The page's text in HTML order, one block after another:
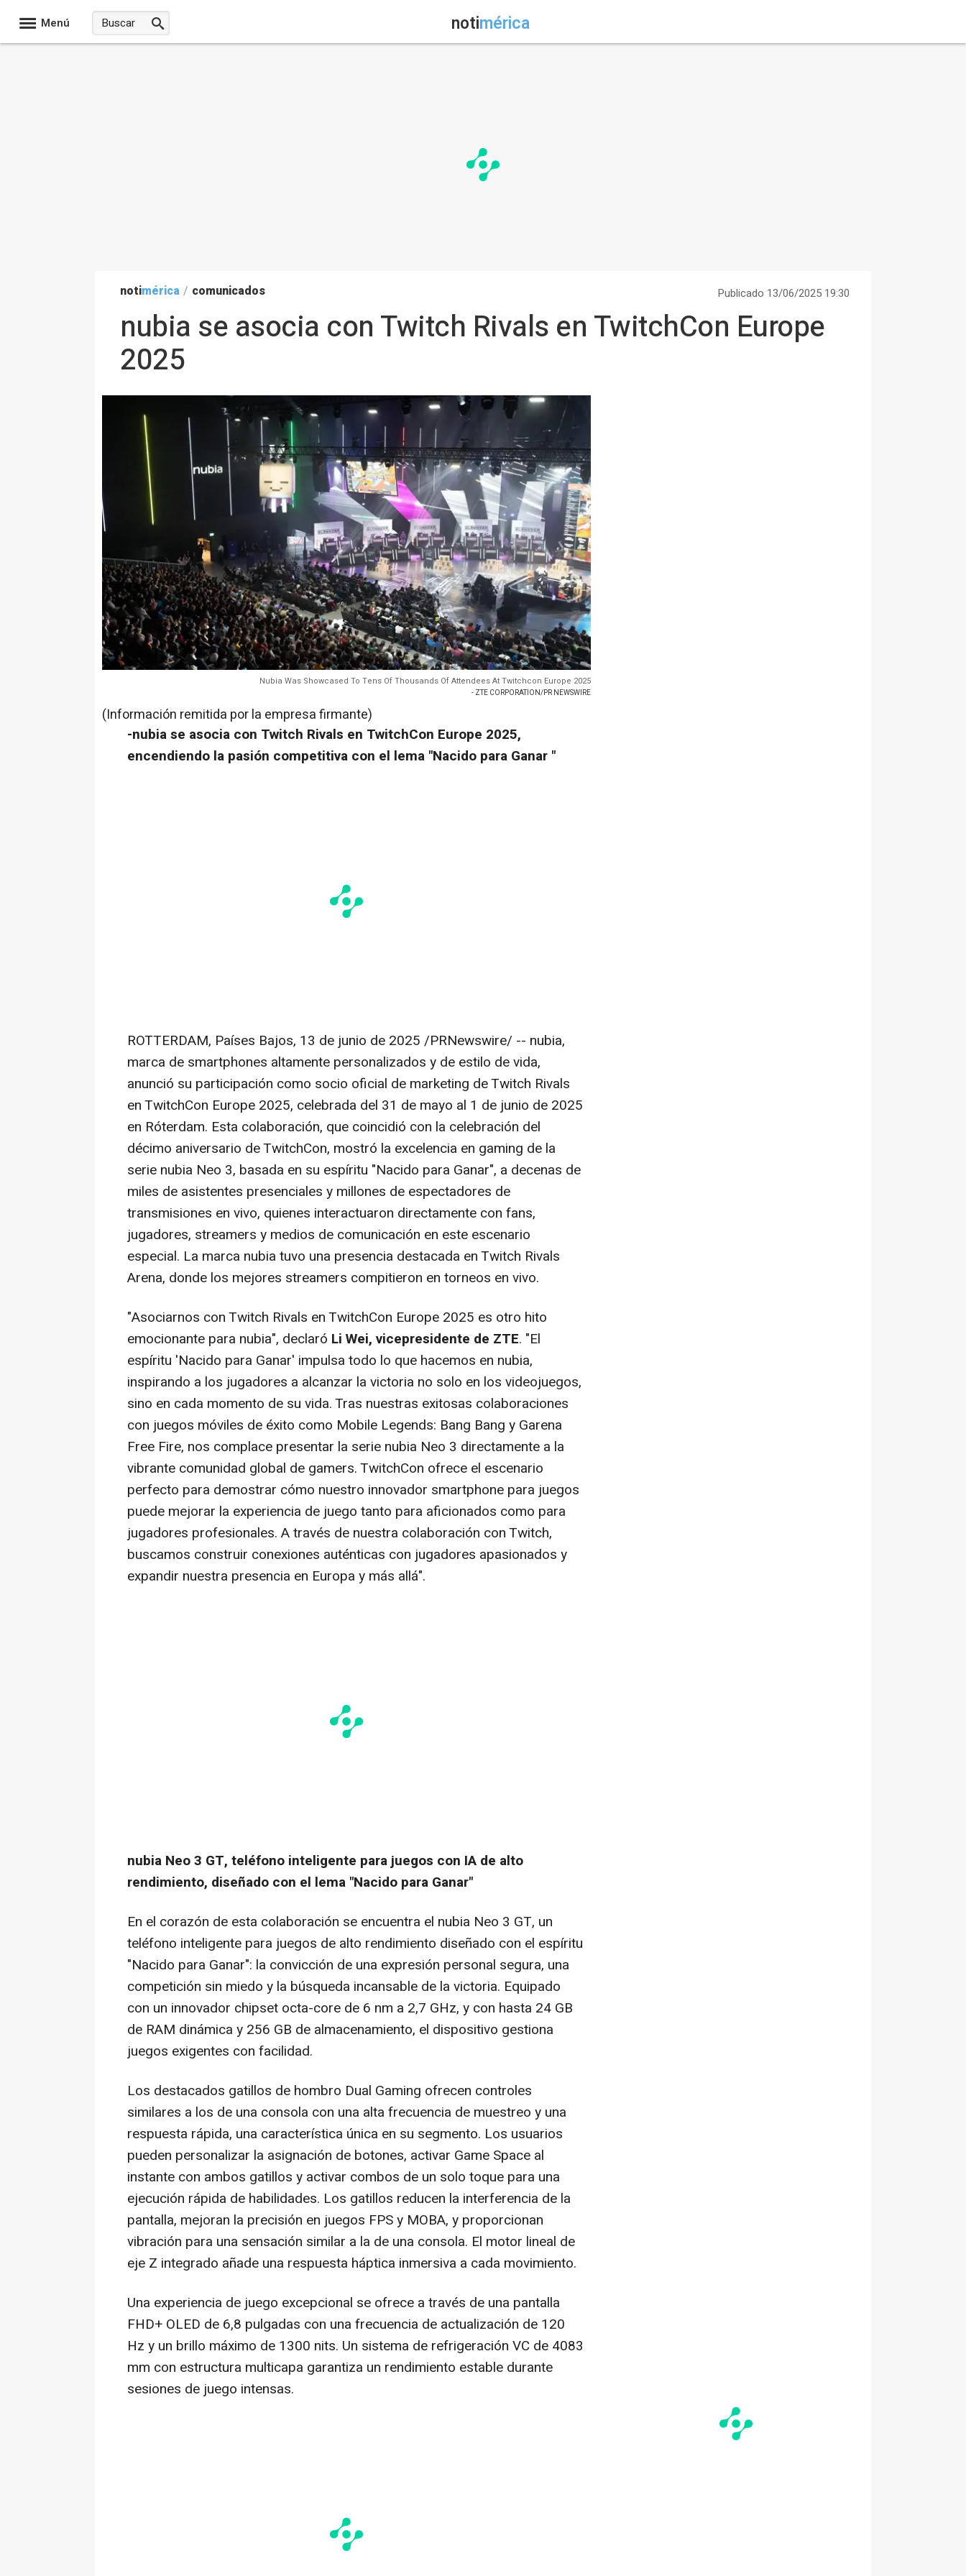
Menú notimérica
notimérica / comunicados Publicado 13/06/2025 19:30
nubia se asocia con Twitch Rivals en TwitchCon Europe
2025
Nubia Was Showcased To Tens Of Thousands Of Attendees At Twitchcon Europe 2025
- ZTE CORPORATION/PR NEWSWIRE
(Información remitida por la empresa firmante)
-nubia se asocia con Twitch Rivals en TwitchCon Europe 2025,
encendiendo la pasión competitiva con el lema "Nacido para Ganar "
ROTTERDAM, Países Bajos, 13 de junio de 2025 /PRNewswire/ -- nubia,
marca de smartphones altamente personalizados y de estilo de vida,
anunció su participación como socio oficial de marketing de Twitch Rivals
en TwitchCon Europe 2025, celebrada del 31 de mayo al 1 de junio de 2025
en Róterdam. Esta colaboración, que coincidió con la celebración del
décimo aniversario de TwitchCon, mostró la excelencia en gaming de la
serie nubia Neo 3, basada en su espíritu "Nacido para Ganar", a decenas de
miles de asistentes presenciales y millones de espectadores de
transmisiones en vivo, quienes interactuaron directamente con fans,
jugadores, streamers y medios de comunicación en este escenario
especial. La marca nubia tuvo una presencia destacada en Twitch Rivals
Arena, donde los mejores streamers compitieron en torneos en vivo.
"Asociarnos con Twitch Rivals en TwitchCon Europe 2025 es otro hito
emocionante para nubia", declaró Li Wei, vicepresidente de ZTE. "El
espíritu 'Nacido para Ganar' impulsa todo lo que hacemos en nubia,
inspirando a los jugadores a alcanzar la victoria no solo en los videojuegos,
sino en cada momento de su vida. Tras nuestras exitosas colaboraciones
con juegos móviles de éxito como Mobile Legends: Bang Bang y Garena
Free Fire, nos complace presentar la serie nubia Neo 3 directamente a la
vibrante comunidad global de gamers. TwitchCon ofrece el escenario
perfecto para demostrar cómo nuestro innovador smartphone para juegos
puede mejorar la experiencia de juego tanto para aficionados como para
jugadores profesionales. A través de nuestra colaboración con Twitch,
buscamos construir conexiones auténticas con jugadores apasionados y
expandir nuestra presencia en Europa y más allá".
nubia Neo 3 GT, teléfono inteligente para juegos con IA de alto
rendimiento, diseñado con el lema "Nacido para Ganar"
En el corazón de esta colaboración se encuentra el nubia Neo 3 GT, un
teléfono inteligente para juegos de alto rendimiento diseñado con el espíritu
"Nacido para Ganar": la convicción de una expresión personal segura, una
competición sin miedo y la búsqueda incansable de la victoria. Equipado
con un innovador chipset octa-core de 6 nm a 2,7 GHz, y con hasta 24 GB
de RAM dinámica y 256 GB de almacenamiento, el dispositivo gestiona
juegos exigentes con facilidad.
Los destacados gatillos de hombro Dual Gaming ofrecen controles
similares a los de una consola con una alta frecuencia de muestreo y una
respuesta rápida, una característica única en su segmento. Los usuarios
pueden personalizar la asignación de botones, activar Game Space al
instante con ambos gatillos y activar combos de un solo toque para una
ejecución rápida de habilidades. Los gatillos reducen la interferencia de la
pantalla, mejoran la precisión en juegos FPS y MOBA, y proporcionan
vibración para una sensación similar a la de una consola. El motor lineal de
eje Z integrado añade una respuesta háptica inmersiva a cada movimiento.
Una experiencia de juego excepcional se ofrece a través de una pantalla
FHD+ OLED de 6,8 pulgadas con una frecuencia de actualización de 120
Hz y un brillo máximo de 1300 nits. Un sistema de refrigeración VC de 4083
mm con estructura multicapa garantiza un rendimiento estable durante
sesiones de juego intensas.